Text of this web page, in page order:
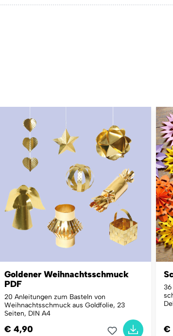
Goldener Weihnachtsschmuck
PDF
20 Anleitungen zum Basteln von
Weihnachtsschmuck aus Goldfolie, 23
Seiten, DIN A4
€ 4,90
36
€